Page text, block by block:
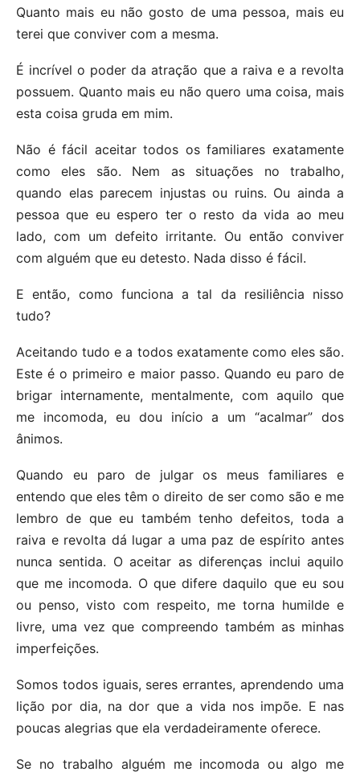
Quanto mais eu não gosto de uma pessoa, mais eu
terei que conviver com a mesma.
É incrível o poder da atração que a raiva e a revolta
possuem. Quanto mais eu não quero uma coisa, mais
esta coisa gruda em mim.
Não é fácil aceitar todos os familiares exatamente
como eles são. Nem as situações no trabalho,
quando elas parecem injustas ou ruins. Ou ainda a
pessoa que eu espero ter o resto da vida ao meu
lado, com um defeito irritante. Ou então conviver
com alguém que eu detesto. Nada disso é fácil.
E então, como funciona a tal da resiliência nisso
tudo?
Aceitando tudo e a todos exatamente como eles são.
Este é o primeiro e maior passo. Quando eu paro de
brigar internamente, mentalmente, com aquilo que
me incomoda, eu dou início a um “acalmar” dos
ânimos.
Quando eu paro de julgar os meus familiares e
entendo que eles têm o direito de ser como são e me
lembro de que eu também tenho defeitos, toda a
raiva e revolta dá lugar a uma paz de espírito antes
nunca sentida. O aceitar as diferenças inclui aquilo
que me incomoda. O que difere daquilo que eu sou
ou penso, visto com respeito, me torna humilde e
livre, uma vez que compreendo também as minhas
imperfeições.
Somos todos iguais, seres errantes, aprendendo uma
lição por dia, na dor que a vida nos impõe. E nas
poucas alegrias que ela verdadeiramente oferece.
Se no trabalho alguém me incomoda ou algo me